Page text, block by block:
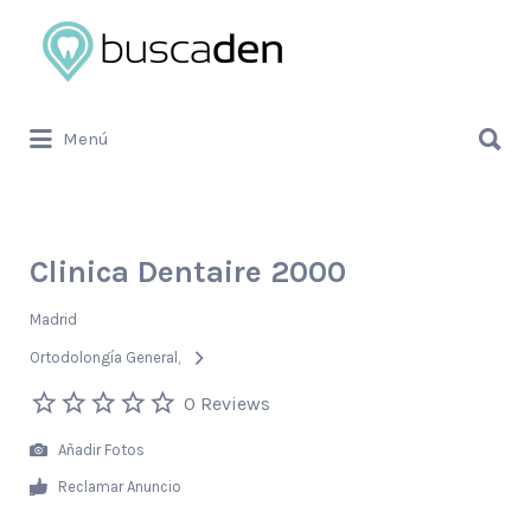
Buscar
por:
Menú
por:
Clinica Dentaire 2000
Madrid
Ortodolongía General
0 Reviews
Añadir Fotos
Reclamar Anuncio